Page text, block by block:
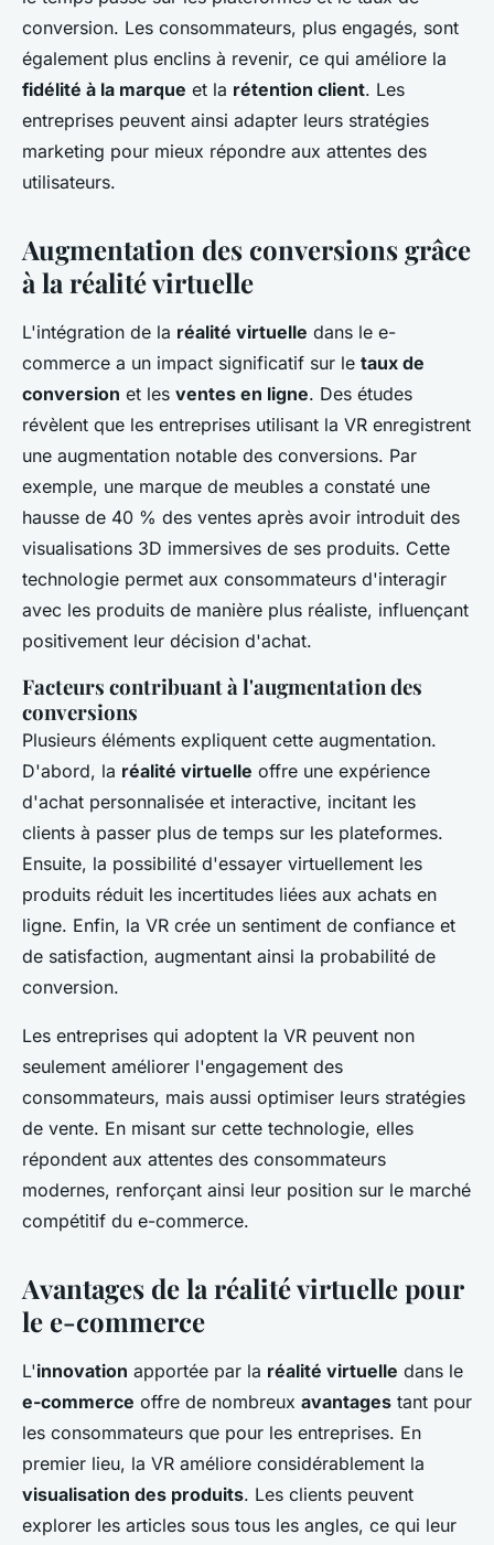
conversion. Les consommateurs, plus engagés, sont
également plus enclins à revenir, ce qui améliore la
fidélité à la marque et la rétention client. Les
entreprises peuvent ainsi adapter leurs stratégies
marketing pour mieux répondre aux attentes des
utilisateurs.
Augmentation des conversions grâce
à la réalité virtuelle
L'intégration de la réalité virtuelle dans le e-
commerce a un impact significatif sur le taux de
conversion et les ventes en ligne. Des études
révèlent que les entreprises utilisant la VR enregistrent
une augmentation notable des conversions. Par
exemple, une marque de meubles a constaté une
hausse de 40 % des ventes après avoir introduit des
visualisations 3D immersives de ses produits. Cette
technologie permet aux consommateurs d'interagir
avec les produits de manière plus réaliste, influençant
positivement leur décision d'achat.
Facteurs contribuant à l'augmentation des
conversions
Plusieurs éléments expliquent cette augmentation.
D'abord, la réalité virtuelle offre une expérience
d'achat personnalisée et interactive, incitant les
clients à passer plus de temps sur les plateformes.
Ensuite, la possibilité d'essayer virtuellement les
produits réduit les incertitudes liées aux achats en
ligne. Enfin, la VR crée un sentiment de confiance et
de satisfaction, augmentant ainsi la probabilité de
conversion.
Les entreprises qui adoptent la VR peuvent non
seulement améliorer l'engagement des
consommateurs, mais aussi optimiser leurs stratégies
de vente. En misant sur cette technologie, elles
répondent aux attentes des consommateurs
modernes, renforçant ainsi leur position sur le marché
compétitif du e-commerce.
Avantages de la réalité virtuelle pour
le e-commerce
L'innovation apportée par la réalité virtuelle dans le
e-commerce offre de nombreux avantages tant pour
les consommateurs que pour les entreprises. En
premier lieu, la VR améliore considérablement la
visualisation des produits. Les clients peuvent
explorer les articles sous tous les angles, ce qui leur